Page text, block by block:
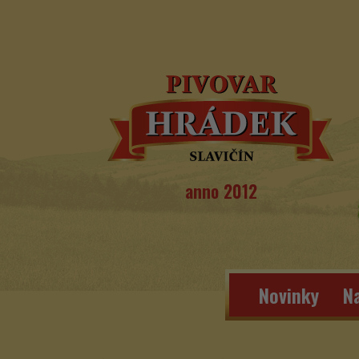
anno 2012
Novinky